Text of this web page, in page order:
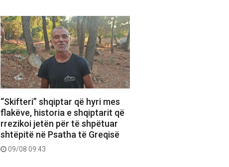
“Skifteri” shqiptar që hyri mes
flakëve, historia e shqiptarit që
rrezikoi jetën për të shpëtuar
shtëpitë në Psatha të Greqisë
09/08 09:43